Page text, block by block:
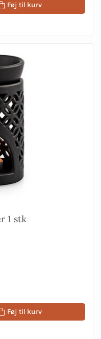
Føj til kurv
1 stk
Føj til kurv